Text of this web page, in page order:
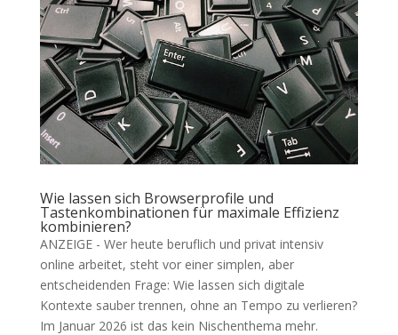
Wie lassen sich Browserprofile und
Tastenkombinationen für maximale Effizienz
kombinieren?
ANZEIGE - Wer heute beruflich und privat intensiv
online arbeitet, steht vor einer simplen, aber
entscheidenden Frage: Wie lassen sich digitale
Kontexte sauber trennen, ohne an Tempo zu verlieren?
Im Januar 2026 ist das kein Nischenthema mehr.